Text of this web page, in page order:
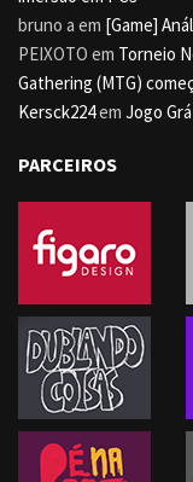
bruno a em [Game]
PEIXOTO em Torneio
Gathering (MTG)
Kersck224em Jogo
PARCEIROS